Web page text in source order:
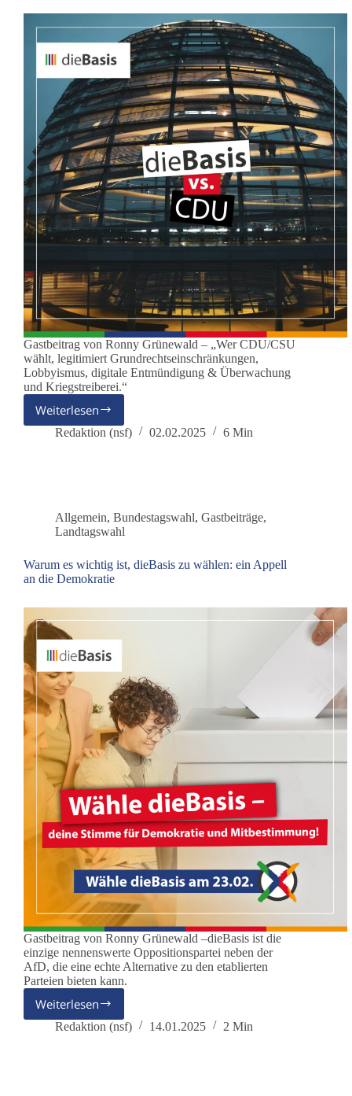
Gastbeitrag von Ronny Grünewald – „Wer CDU/CSU
wählt, legitimiert Grundrechtseinschränkungen,
Lobbyismus, digitale Entmündigung & Überwachung
und Kriegstreiberei.“
Weiterlesen
Für
einen
dieBasis
Redaktion (nsf) 02.02.2025 6 Min
Allgemein, Bundestagswahl, Gastbeiträge,
Landtagswahl
Warum es wichtig ist, dieBasis zu wählen: ein Appell
an die Demokratie
Gastbeitrag von Ronny Grünewald –dieBasis ist die
einzige nennenswerte Oppositionspartei neben der
AfD, die eine echte Alternative zu den etablierten
Parteien bieten kann.
Weiterlesen
Warum
es
Redaktion (nsf) 14.01.2025 2 Min